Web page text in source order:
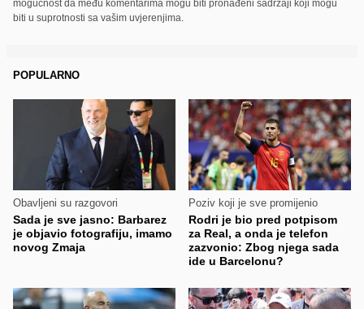
mogućnost da među komentarima mogu biti pronađeni sadržaji koji mogu
biti u suprotnosti sa vašim uvjerenjima.
POPULARNO
Obavljeni su razgovori
Sada je sve jasno: Barbarez
je objavio fotografiju, imamo
novog Zmaja
Poziv koji je sve promijenio
Rodri je bio pred potpisom
za Real, a onda je telefon
zazvonio: Zbog njega sada
ide u Barcelonu?